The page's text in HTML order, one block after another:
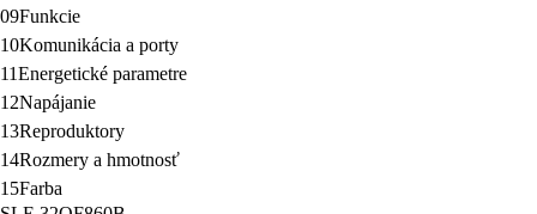
10Komunikácia a porty
11Energetické parametre
12Napájanie
13Reproduktory
14Rozmery a hmotnosť
15Farba
SLE 32QF860B
Na stiahnutie